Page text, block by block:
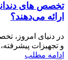
تخصص های
ارائه می‌دهند؟
در دنیای امروز،
و تجهیزات
ادامه مطلب